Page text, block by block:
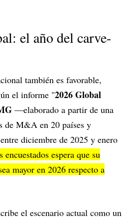
el año del carve-
también es favorable,
el informe "2026 Global
—elaborado a partir de una
de M&A en 20 países y
diciembre de 2025 y enero
encuestados espera que su
mayor en 2026 respecto a
el escenario actual como un